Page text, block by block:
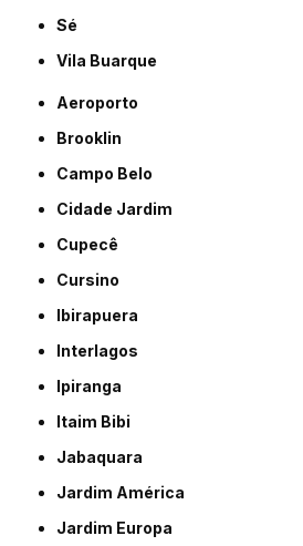
Sé
Vila Buarque
Aeroporto
Brooklin
Campo Belo
Cidade Jardim
Cupecê
Cursino
Ibirapuera
Interlagos
Ipiranga
Itaim Bibi
Jabaquara
Jardim América
Jardim Europa